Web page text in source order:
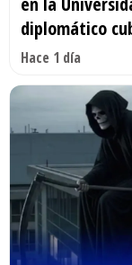
diplomático
Hace 1 día